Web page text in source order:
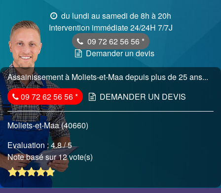
du lundi au samedi de 8h à 20h
Intervention immédiate 24/24H 7/7J
09 72 62 56 56 *
Demander un devis
Assainissement à Moliets-et-Maa depuis plus de 25 ans...
09 72 62 56 56* DEMANDER UN DEVIS
Moliets-et-Maa (40660)
Evaluation :4.8/ 5
Note basé sur 12 vote(s)